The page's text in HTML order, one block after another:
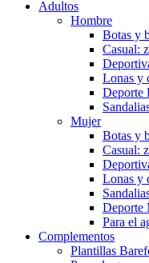
Adultos
Hombre
Botas y
Casual:
Lonas y
Deporte
Mujer
Botas y
Casual:
Lonas y
Deporte
Para el
Complementos
Plantillas